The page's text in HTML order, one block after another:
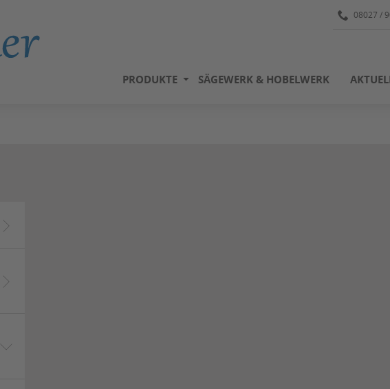
08027 /
PRODUKTE SÄGEWERK & HOBELWERK